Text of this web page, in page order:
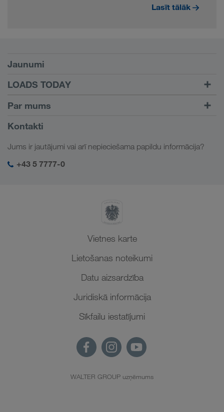
Lasīt tālāk
Nosacījumi
Jaunumi
LOADS TODAY
Atrast kravu ar
LOADS TODAY
Uzzināt vairāk
Pieslēgšanās
Par mums
Informācija par uzņēmumu
SHEQ-Management
Kontakti
Jums ir jautājumi vai arī nepieciešama papildu informācija?
+43 5 7777-0
Vietnes karte
Lietošanas noteikumi
Datu aizsardzība
Juridiskā informācija
Sīkfailu iestatījumi
WALTER GROUP uzņēmums